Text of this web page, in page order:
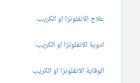
علاج الانفلونزا او الكريب
ادوية الانفلونزا او الكريب
الوقاية الانفلونزا او الكريب